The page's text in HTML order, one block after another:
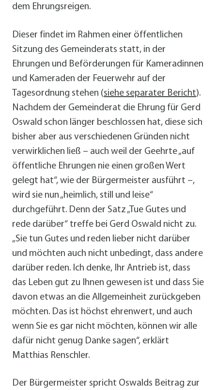
dem Ehrungsreigen.
Dieser findet im Rahmen einer öffentlichen
Sitzung des Gemeinderats statt, in der
Ehrungen und Beförderungen für Kameradinnen
und Kameraden der Feuerwehr auf der
Tagesordnung stehen (siehe separater Bericht).
Nachdem der Gemeinderat die Ehrung für Gerd
Oswald schon länger beschlossen hat, diese sich
bisher aber aus verschiedenen Gründen nicht
verwirklichen ließ – auch weil der Geehrte „auf
öffentliche Ehrungen nie einen großen Wert
gelegt hat“, wie der Bürgermeister ausführt –,
wird sie nun „heimlich, still und leise“
durchgeführt. Denn der Satz „Tue Gutes und
rede darüber“ treffe bei Gerd Oswald nicht zu.
„Sie tun Gutes und reden lieber nicht darüber
und möchten auch nicht unbedingt, dass andere
darüber reden. Ich denke, Ihr Antrieb ist, dass
das Leben gut zu Ihnen gewesen ist und dass Sie
davon etwas an die Allgemeinheit zurückgeben
möchten. Das ist höchst ehrenwert, und auch
wenn Sie es gar nicht möchten, können wir alle
dafür nicht genug Danke sagen“, erklärt
Matthias Renschler.
Der Bürgermeister spricht Oswalds Beitrag zur